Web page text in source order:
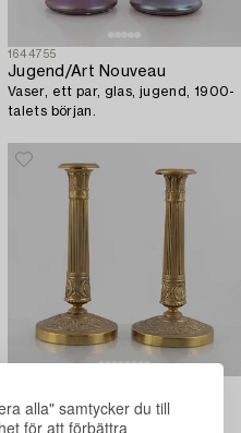
alla" samtycker du till
för att förbättra
1644755
Jugend/Art Nouveau
Vaser, ett par, glas, jugend, 1900-
talets början.
Ljusstakar,
förgylld mässing, ett par, 1800-